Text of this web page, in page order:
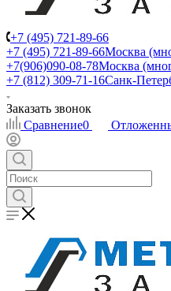
+7 (495) 721-89-66
+7 (495) 721-89-66Москва
+7(906)090-08-78Москва
+7 (812) 309-71-16Санк-
Заказать звонок
Сравнение0